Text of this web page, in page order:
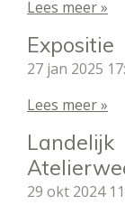
Lees meer »
Expositie
27 jan 2025
Lees meer »
Landelijk
29 okt 2024